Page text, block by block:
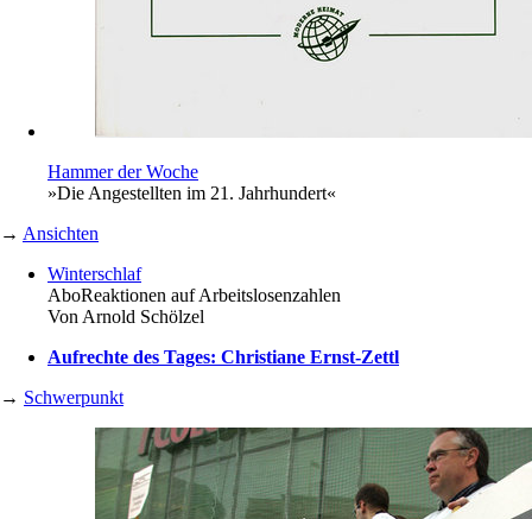
Hammer der Woche
»Die Angestellten im 21. Jahrhundert«
→ Ansichten
Winterschlaf
AboReaktionen auf Arbeitslosenzahlen
Von Arnold Schölzel
Aufrechte des Tages: Christiane Ernst-Zettl
→ Schwerpunkt